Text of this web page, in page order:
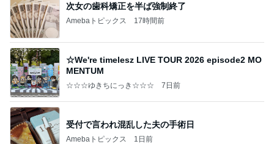
次女の歯科矯正を半ば強制終了
Amebaトピックス 17時間前
☆We're timelesz LIVE TOUR 2026 episode2 MO
MENTUM
☆☆☆ゆきちにっき☆☆☆ 7日前
受付で言われ混乱した夫の手術日
Amebaトピックス 1日前